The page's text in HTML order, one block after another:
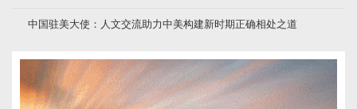
中国驻美大使：人文交流助力中美构建新时期正确相处之道